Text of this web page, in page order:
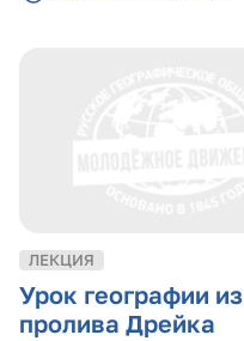
ЛЕКЦИЯ
Урок географии из
пролива Дрейка